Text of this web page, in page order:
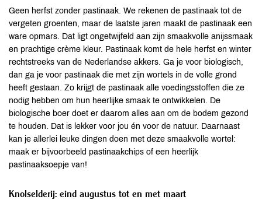
Geen herfst zonder pastinaak. We rekenen de pastinaak tot de
vergeten groenten, maar de laatste jaren maakt de pastinaak een
ware opmars. Dat ligt ongetwijfeld aan zijn smaakvolle anijssmaak
en prachtige crème kleur. Pastinaak komt de hele herfst en winter
rechtstreeks van de Nederlandse akkers. Ga je voor biologisch,
dan ga je voor pastinaak die met zijn wortels in de volle grond
heeft gestaan. Zo krijgt de pastinaak alle voedingsstoffen die ze
nodig hebben om hun heerlijke smaak te ontwikkelen. De
biologische boer doet er daarom alles aan om de bodem gezond
te houden. Dat is lekker voor jou én voor de natuur. Daarnaast
kan je allerlei leuke dingen doen met deze smaakvolle wortel:
maak er bijvoorbeeld pastinaakchips of een heerlijk
pastinaaksoepje van!
Knolselderij: eind augustus tot en met maart